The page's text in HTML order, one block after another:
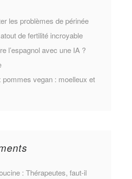
les problèmes de périnée
de fertilité incroyable
l’espagnol avec une IA ?
pommes vegan : moelleux et
: Thérapeutes, faut-il